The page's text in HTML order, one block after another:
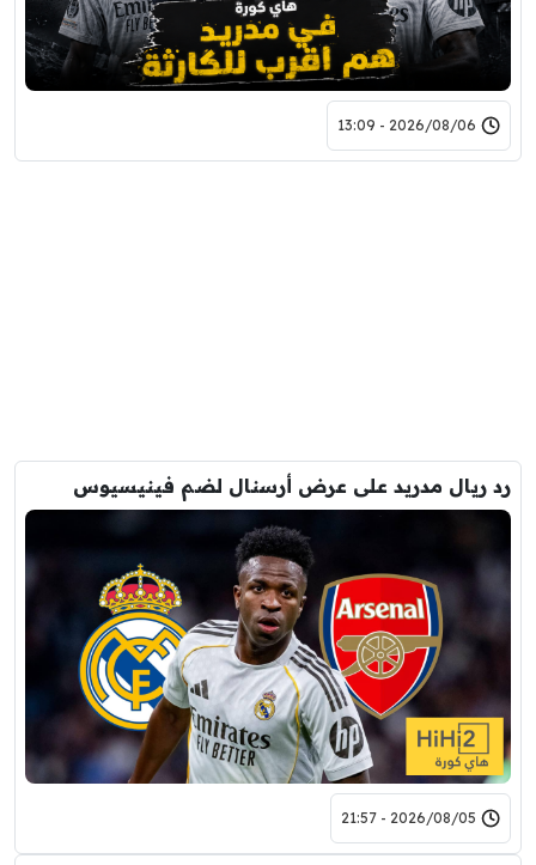
2026/08/06 - 13:09
رد ريال مدريد على عرض أرسنال لضم فينيسيوس
2026/08/05 - 21:57